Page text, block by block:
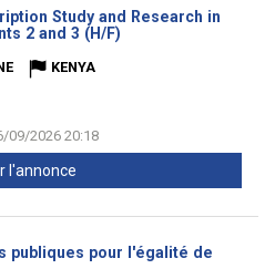
Study and Research in
2 and 3 (H/F)
KENYA
09/2026 20:18
l'annonce
publiques pour l'égalité de